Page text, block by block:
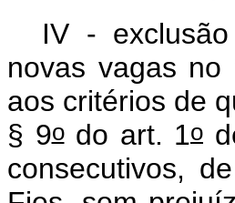
IV -
novas vagas
aos critérios de
§ 9odo art. 1o
consecutivos,